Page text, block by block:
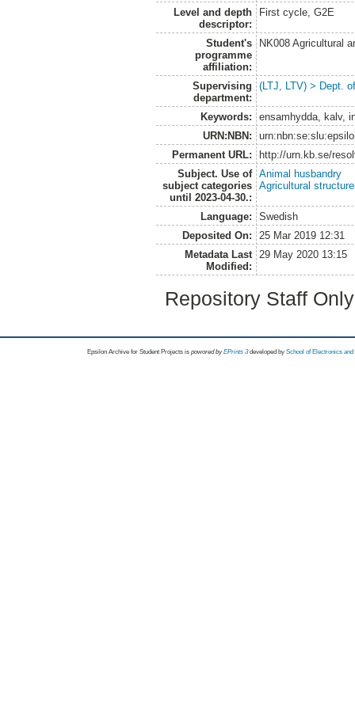
Level and depth
descriptor:
First cycle, G2E
Student's
programme
affiliation:
NK008 Agricultural
Supervising
department:
(LTJ, LTV) > Dept.
Keywords:
ensamhydda, kalv,
URN:NBN:
Permanent URL:
http://urn.kb.se/
Subject. Use of
subject categories
until 2023-04-30.:
Animal husbandry
Agricultural
Language:
Swedish
Deposited On:
25 Mar 2019 12:31
Metadata Last
Modified:
29 May 2020 13:15
Repository Staff
Epsilon Archive for Student Projects is powored byEPrints 3 developed by School of Electronics